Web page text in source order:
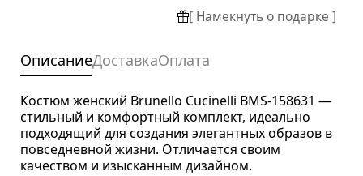
[ Намекнуть о подарке ]
ОписаниеДоставкаОплата
Костюм женский Brunello Cucinelli BMS-158631 —
стильный и комфортный комплект, идеально
подходящий для создания элегантных образов в
повседневной жизни. Отличается своим
качеством и изысканным дизайном.